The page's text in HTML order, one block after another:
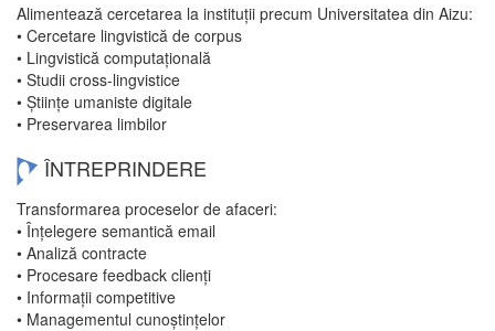
Alimentează cercetarea la instituții precum Universitatea din Aizu:
• Cercetare lingvistică de corpus
• Lingvistică computațională
• Studii cross-lingvistice
• Științe umaniste digitale
• Preservarea limbilor
ÎNTREPRINDERE
Transformarea proceselor de afaceri:
• Înțelegere semantică email
• Analiză contracte
• Procesare feedback clienți
• Informații competitive
• Managementul cunoștințelor